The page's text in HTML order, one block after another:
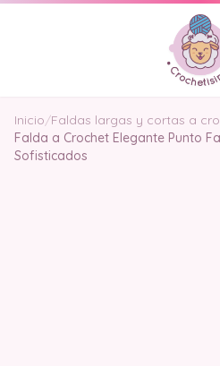
Inicio/Faldas largas y cortas a
Falda a Crochet Elegante Punto
Sofisticados